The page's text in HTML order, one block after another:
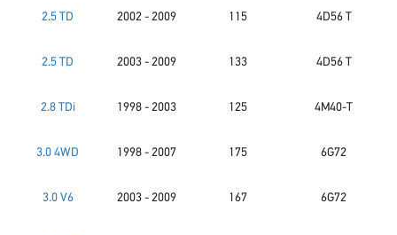
2.5 TD 2002 - 2009 115 4D56 T
2.5 TD 2003 - 2009 133 4D56 T
2.8 TDi 1998 - 2003 125 4M40-T
3.0 4WD 1998 - 2007 175 6G72
3.0 V6 2003 - 2009 167 6G72